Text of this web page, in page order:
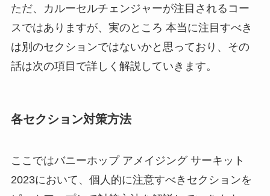
ただ、カルーセルチェンジャーが注目されるコー
スではありますが、実のところ 本当に注目すべき
は別のセクションではないかと思っており、その
話は次の項目で詳しく解説していきます。
各セクション対策方法
ここではバニーホップ アメイジング サーキット
2023において、個人的に注意すべきセクションを